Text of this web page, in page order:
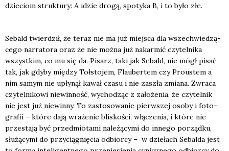
dzie­ciom struk­tu­ry: A idzie dro­gą, spo­ty­ka B, i to było złe.
Sebald twier­dził, że teraz nie ma już miej­sca dla wszech­wie­dzą­
ce­go nar­ra­to­ra oraz że nie moż­na już nakar­mić czy­tel­ni­ka
wszyst­kim, co mu się da. Pisarz, taki jak Sebald, nie mógł pisać
tak, jak gdy­by mię­dzy Toł­sto­jem, Flau­ber­tem czy Pro­ustem a
nim samym nie upły­nął kawał cza­su i nie zaszła zmia­na. Zwra­ca
czy­tel­ni­ko­wi nie­win­ność, wycho­dząc z zało­że­nia, że czy­tel­nik
nie jest już nie­win­ny. To zasto­so­wa­nie pierw­szej oso­by i foto­
gra­fii – któ­re dają wra­że­nie bli­sko­ści, włą­cze­nia, i któ­re nie
prze­sta­ją być przed­mio­ta­mi nale­żą­cy­mi do inne­go porząd­ku,
słu­żą­cy­mi do przy­cią­gnię­cia odbior­cy – w dzie­łach Sebal­da jest